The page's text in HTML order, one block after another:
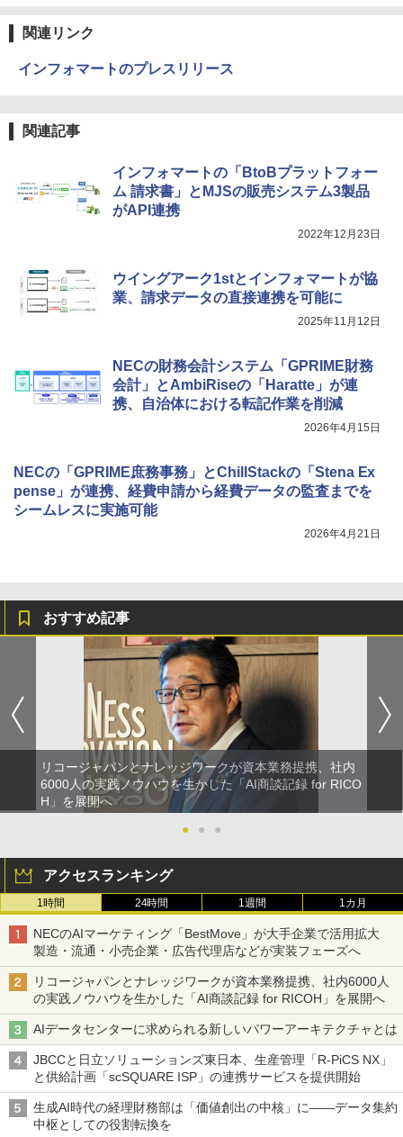
関連リンク
インフォマートのプレスリリース
関連記事
インフォマートの「BtoBプラットフォー
ム 請求書」とMJSの販売システム3製品
がAPI連携
2022年12月23日
ウイングアーク1stとインフォマートが協
業、請求データの直接連携を可能に
2025年11月12日
NECの財務会計システム「GPRIME財務
会計」とAmbiRiseの「Haratte」が連
携、自治体における転記作業を削減
2026年4月15日
NECの「GPRIME庶務事務」とChillStackの「Stena Ex
pense」が連携、経費申請から経費データの監査までを
シームレスに実施可能
2026年4月21日
おすすめ記事
リコージャパンとナレッジワークが資本業務提携、社内
6000人の実践ノウハウを生かした「AI商談記録 for RICO
H」を展開へ
●
● ●
アクセスランキング
1時間 24時間 1週間 1カ月
NECのAIマーケティング「BestMove」が大手企業で活用拡大
製造・流通・小売企業・広告代理店などが実装フェーズへ
リコージャパンとナレッジワークが資本業務提携、社内6000人
の実践ノウハウを生かした「AI商談記録 for RICOH」を展開へ
AIデータセンターに求められる新しいパワーアーキテクチャとは
JBCCと日立ソリューションズ東日本、生産管理「R-PiCS NX」
と供給計画「scSQUARE ISP」の連携サービスを提供開始
生成AI時代の経理財務部は「価値創出の中核」に――データ集約
中枢としての役割転換を